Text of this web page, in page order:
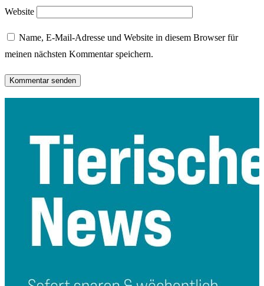
Website
Name, E-Mail-Adresse und Website in diesem Browser für
meinen nächsten Kommentar speichern.